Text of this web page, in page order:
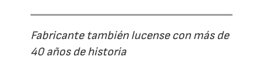
Fabricante también lucense con más de
40 años de historia